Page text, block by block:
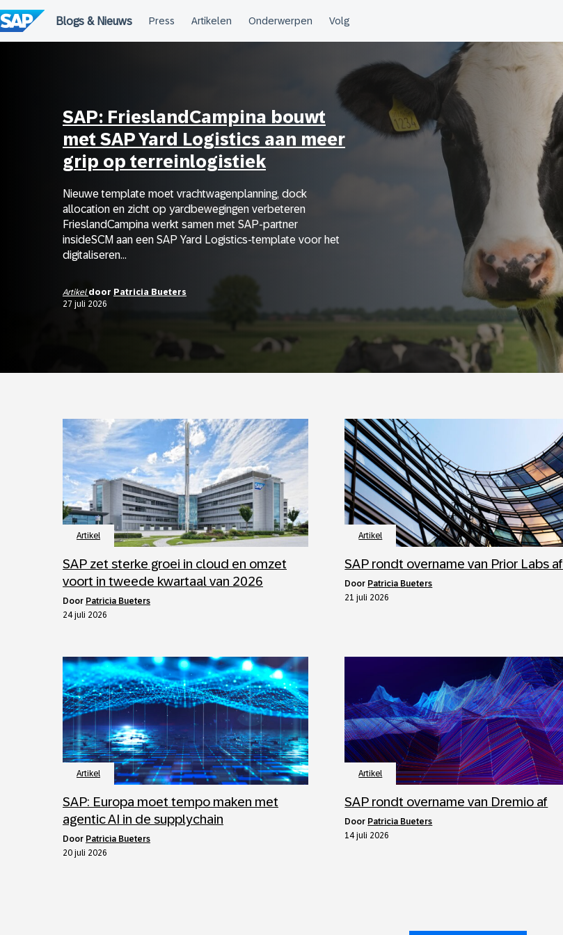
naar
de
inhoud
SAP: FrieslandCampina bouwt
met SAP Yard Logistics aan meer
grip op terreinlogistiek
Nieuwe template moet vrachtwagenplanning, dock
allocation en zicht op yardbewegingen verbeteren
FrieslandCampina werkt samen met SAP-partner
insideSCM aan een SAP Yard Logistics-template voor het
digitaliseren...
Artikel door Patricia Bueters
27 juli 2026
Artikel
SAP zet sterke groei in cloud en omzet
voort in tweede kwartaal van 2026
door Patricia Bueters
24 juli 2026
Artikel
SAP rondt overname van Prior Labs af
door Patricia Bueters
21 juli 2026
Artikel
SAP: Europa moet tempo maken met
agentic AI in de supplychain
door Patricia Bueters
20 juli 2026
Artikel
SAP rondt overname van Dremio af
door Patricia Bueters
14 juli 2026